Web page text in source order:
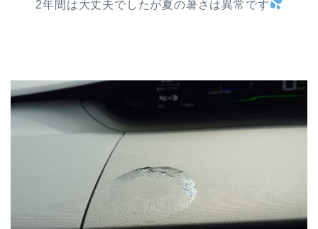
2年間は大丈夫でしたが夏の暑さは異常です